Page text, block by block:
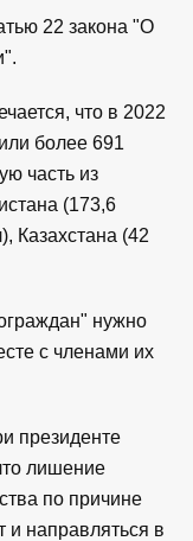
22 закона "О
что в 2022
более 691
часть из
(173,6
Казахстана (42
нужно
с членами их
президенте
лишение
по причине
и направляться в